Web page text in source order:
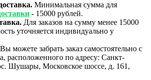
Минимальная сумма для
- 15000 рублей.
Для заказов на сумму менее 15000
уточняется индивидуально у
Вы можете забрать заказ самостоятельно с
расположенного по адресу: Санкт-
Шушары, Московское шоссе, д. 161,